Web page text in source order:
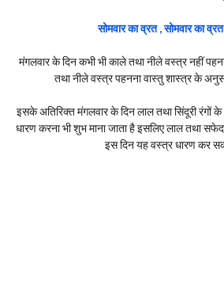
सोमवार का व्रत , सोमवार का
मंगलवार के दिन कभी भी काले तथा नीले वस्त्र नहीं
तथा नीले वस्त्र पहनना वास्तु शास्त्र के
इसके अतिरिक्त मंगलवार के दिन लाल तथा सिंदूरी
धारण करना भी शुभ माना जाता है इसलिए लाल तथा
इस दिन यह वस्त्र धारण कर